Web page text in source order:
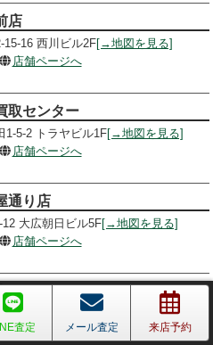
店
15-16 西川ビル2F[→地図を見る]
店舗ページへ
取センター
1-5-2 トラヤビル1F[→地図を見る]
店舗ページへ
通り店
大広朝日ビル5F[→地図を見る]
店舗ページへ
センター
サカイリ9ビル1F-B1F
[→地図を見る]
店舗ページへ
査定 メール査定 来店予約